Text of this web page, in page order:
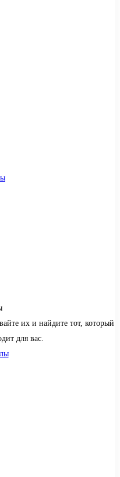
их и найдите тот, который
для вас.